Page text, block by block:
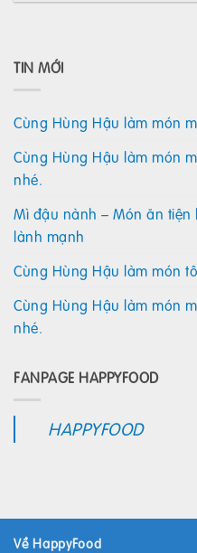
TIN MỚI
Cùng Hùng Hậu làm món
Cùng Hùng Hậu làm món
nhé.
Mì đậu nành – Món ăn
lành mạnh
Cùng Hùng Hậu làm món
Cùng Hùng Hậu làm món
nhé.
FANPAGE HAPPYFOOD
HAPPYFOOD
Về HappyFood